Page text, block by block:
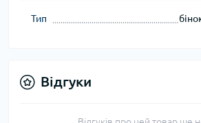
Тип
Відгуки